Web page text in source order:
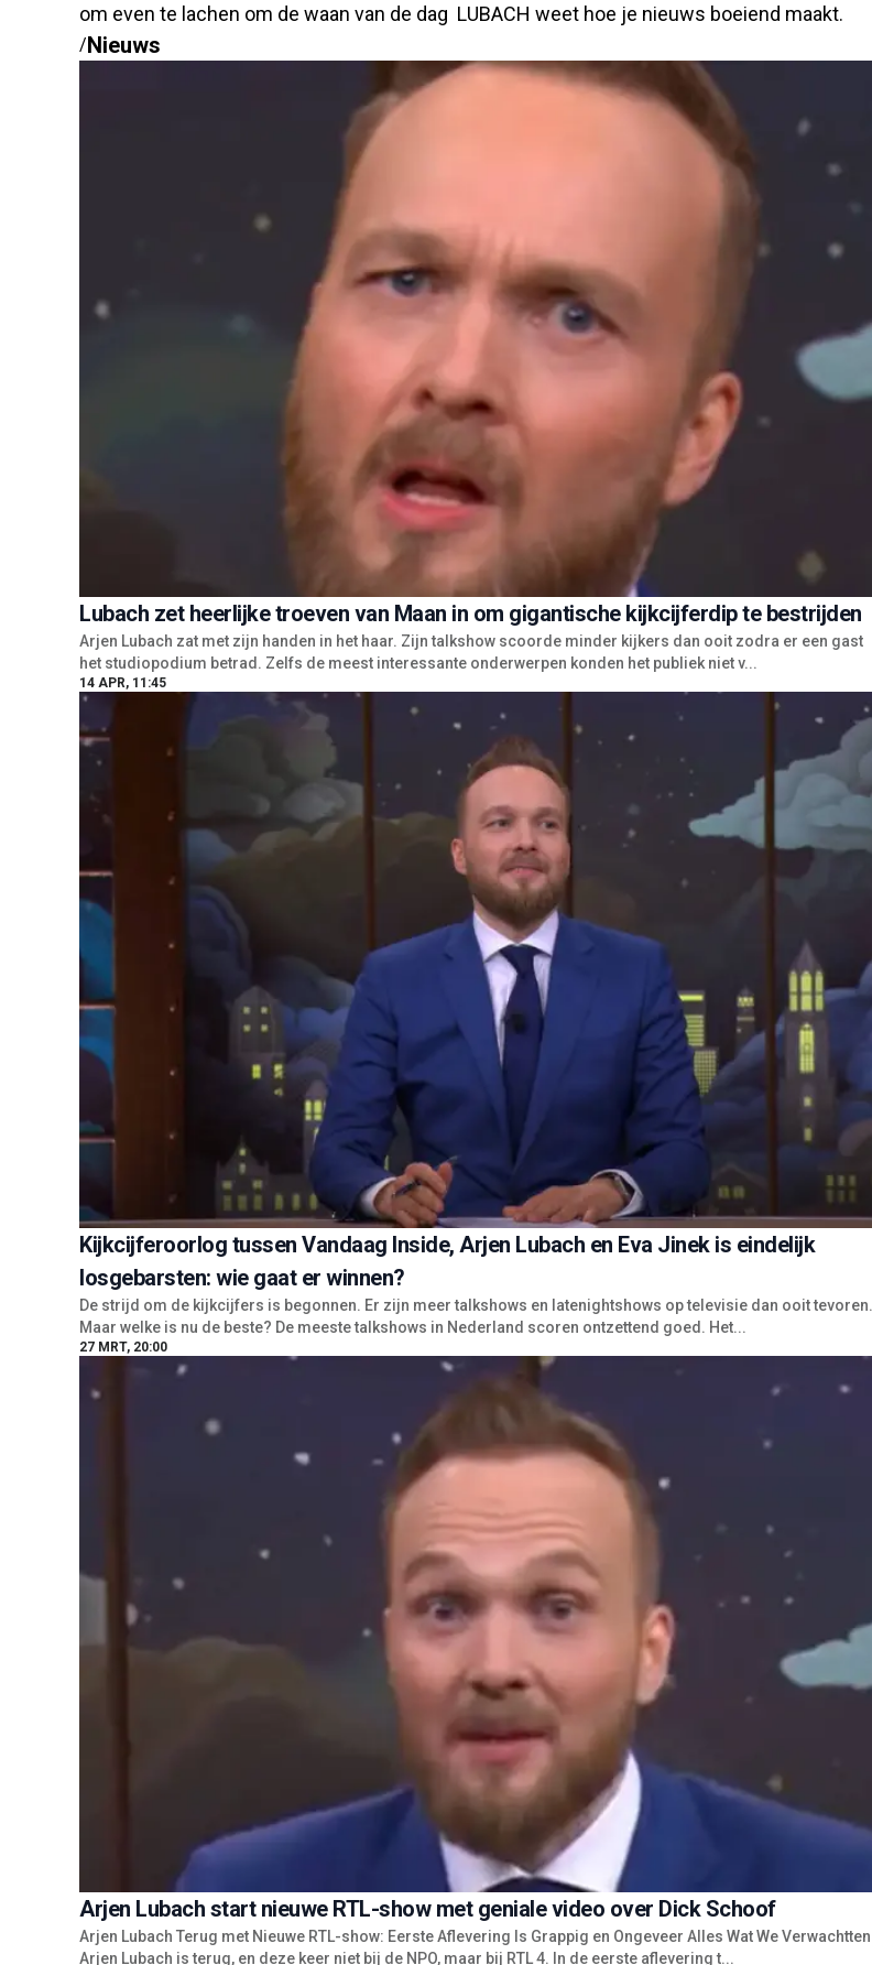
om even te lachen om de waan van de dag LUBACH weet hoe je nieuws boeiend maakt.
/Nieuws
Lubach zet heerlijke troeven van Maan in om gigantische kijkcijferdip te bestrijden
Arjen Lubach zat met zijn handen in het haar. Zijn talkshow scoorde minder kijkers dan ooit zodra er een gast
het studiopodium betrad. Zelfs de meest interessante onderwerpen konden het publiek niet v...
14 APR, 11:45
Kijkcijferoorlog tussen Vandaag Inside, Arjen Lubach en Eva Jinek is eindelijk
losgebarsten: wie gaat er winnen?
De strijd om de kijkcijfers is begonnen. Er zijn meer talkshows en latenightshows op televisie dan ooit tevoren.
Maar welke is nu de beste? De meeste talkshows in Nederland scoren ontzettend goed. Het...
27 MRT, 20:00
Arjen Lubach start nieuwe RTL-show met geniale video over Dick Schoof
Arjen Lubach Terug met Nieuwe RTL-show: Eerste Aflevering Is Grappig en Ongeveer Alles Wat We Verwachtten
Arjen Lubach is terug, en deze keer niet bij de NPO, maar bij RTL 4. In de eerste aflevering t...